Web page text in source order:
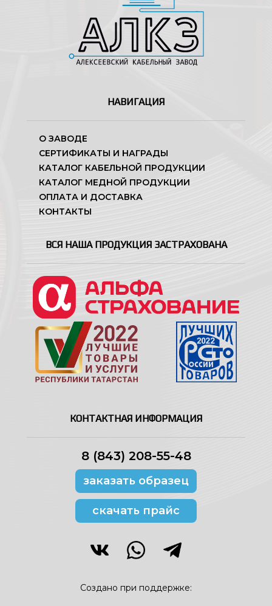
НАВИГАЦИЯ
О ЗАВОДЕ
СЕРТИФИКАТЫ И НАГРАДЫ
КАТАЛОГ КАБЕЛЬНОЙ ПРОДУКЦИИ
КАТАЛОГ МЕДНОЙ ПРОДУКЦИИ
ОПЛАТА И ДОСТАВКА
КОНТАКТЫ
ВСЯ НАША ПРОДУКЦИЯ ЗАСТРАХОВАНА
КОНТАКТНАЯ ИНФОРМАЦИЯ
8 (843) 208-55-48
заказать образец
скачать прайс
Создано при поддержке: